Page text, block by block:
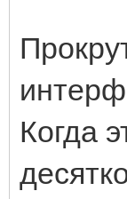
Когда